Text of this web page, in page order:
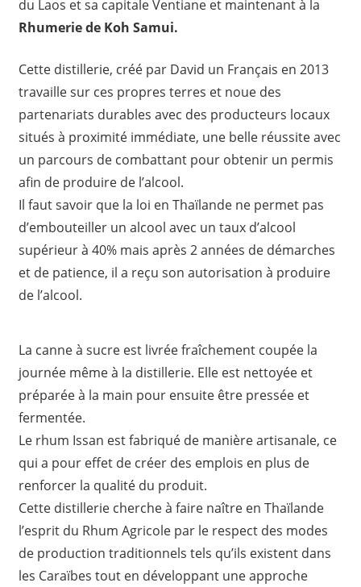
du Laos et sa capitale Ventiane et maintenant à la
Rhumerie de Koh Samui.
Cette distillerie, créé par David un Français en 2013
travaille sur ces propres terres et noue des
partenariats durables avec des producteurs locaux
situés à proximité immédiate, une belle réussite avec
un parcours de combattant pour obtenir un permis
afin de produire de l’alcool.
Il faut savoir que la loi en Thaïlande ne permet pas
d’embouteiller un alcool avec un taux d’alcool
supérieur à 40% mais après 2 années de démarches
et de patience, il a reçu son autorisation à produire
de l’alcool.
La canne à sucre est livrée fraîchement coupée la
journée même à la distillerie. Elle est nettoyée et
préparée à la main pour ensuite être pressée et
fermentée.
Le rhum Issan est fabriqué de manière artisanale, ce
qui a pour effet de créer des emplois en plus de
renforcer la qualité du produit.
Cette distillerie cherche à faire naître en Thaïlande
l’esprit du Rhum Agricole par le respect des modes
de production traditionnels tels qu’ils existent dans
les Caraïbes tout en développant une approche